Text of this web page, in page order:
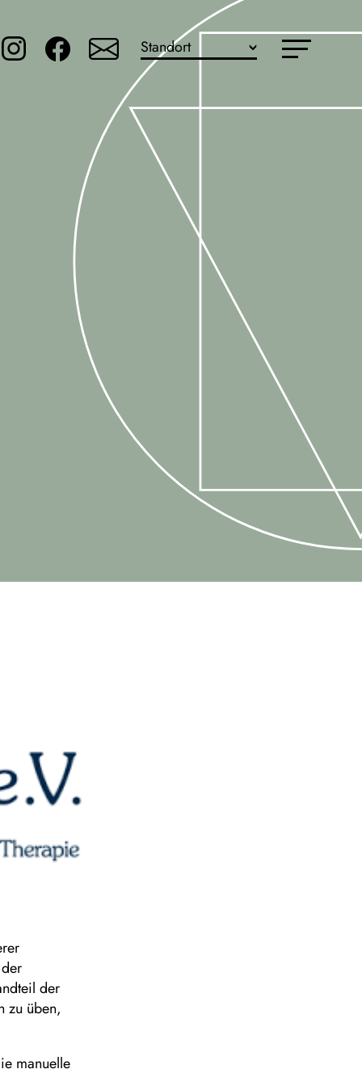
Standort
Mainz - Am Brand
Mainz - Bleiche
Hochheim
Klein-Winternheim
Bretzenheim
der
zu üben,
manuelle